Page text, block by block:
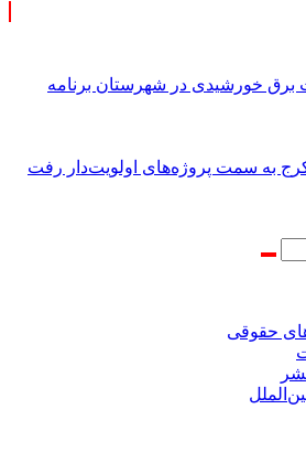
۶۰ مگاوات برق خورشیدی در شهرستان برنامه
به سمت پروژه‌های اولویت‌دار رفت
حقوقی